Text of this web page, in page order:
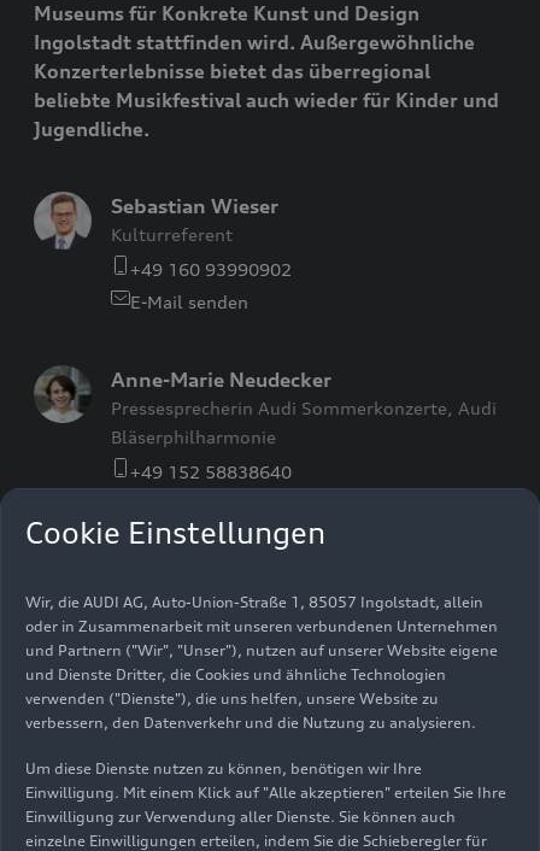
Museums für Konkrete Kunst und Design
Ingolstadt stattfinden wird. Außergewöhnliche
Konzerterlebnisse bietet das überregional
beliebte Musikfestival auch wieder für Kinder und
Jugendliche.
Sebastian Wieser
Kulturreferent
+49 160 93990902
E-Mail senden
Anne-Marie Neudecker
Pressesprecherin Audi Sommerkonzerte, Audi
Bläserphilharmonie
+49 152 58838640
Programm Audi
Sommerkonzerte 2025:
einen Blick
Cookie Einstellungen
Wir, die AUDI AG, Auto-Union-Straße 1, 85057 Ingolstadt, allein
oder in Zusammenarbeit mit unseren verbundenen Unternehmen
und Partnern ("Wir", "Unser"), nutzen auf unserer Website eigene
und Dienste Dritter, die Cookies und ähnliche Technologien
verwenden ("Dienste"), die uns helfen, unsere Website zu
verbessern, den Datenverkehr und die Nutzung zu analysieren.
Um diese Dienste nutzen zu können, benötigen wir Ihre
Einwilligung. Mit einem Klick auf "Alle akzeptieren" erteilen Sie Ihre
Einwilligung zur Verwendung aller Dienste. Sie können auch
einzelne Einwilligungen erteilen, indem Sie die Schieberegler für